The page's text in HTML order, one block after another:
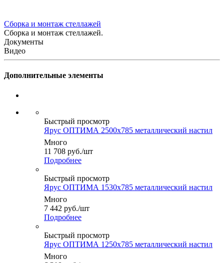
Сборка и монтаж стеллажей
Сборка и монтаж стеллажей.
Документы
Видео
Дополнительные элементы
Быстрый просмотр
Ярус ОПТИМА 2500x785 металлический настил
Много
11 708 руб./шт
Подробнее
Быстрый просмотр
Ярус ОПТИМА 1530x785 металлический настил
Много
7 442 руб./шт
Подробнее
Быстрый просмотр
Ярус ОПТИМА 1250x785 металлический настил
Много